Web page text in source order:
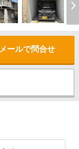
メールで問合せ